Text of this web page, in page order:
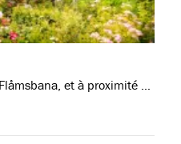
et à proximité …